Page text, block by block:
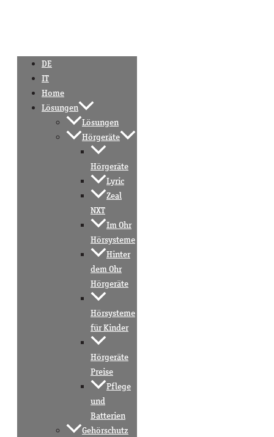
DE
IT
Home
Lösungen
Lösungen
Hörgeräte
Hörgeräte
Lyric
Zeal
NXT
Im Ohr
Hörsysteme
Hinter
dem Ohr
Hörgeräte
Hörsysteme
für Kinder
Hörgeräte
Preise
Pflege
und
Batterien
Gehörschutz